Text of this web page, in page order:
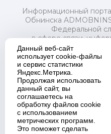
Информационный
Обнинска
Федеральной
в сфере связи,
и массовых
2018
Свидетельство о
Учредитель:
распорядительный
Обнинск". Главный
Адрес
Телефон
Данный веб-сайт
использует cookie-файлы
и сервис статистики
Яндекс.Метрика.
Продолжая использовать
данный сайт, вы
соглашаетесь на
обработку файлов cookie
с использованием
метрических программ.
Это поможет сделать